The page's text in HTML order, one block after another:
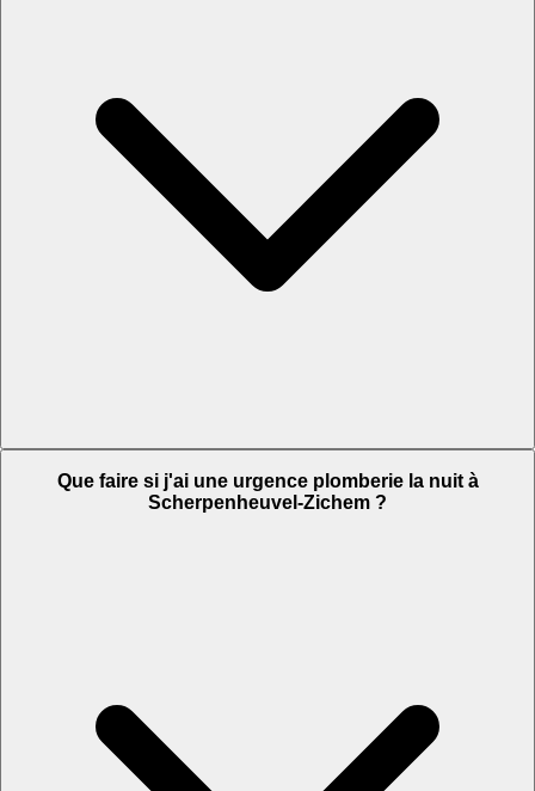
Que faire si j'ai une urgence plomberie la nuit à
Scherpenheuvel-Zichem ?